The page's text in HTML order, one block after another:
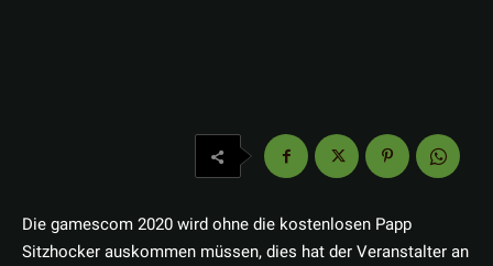
Die gamescom 2020 wird ohne die kostenlosen Papp
Sitzhocker auskommen müssen, dies hat der Veranstalter an